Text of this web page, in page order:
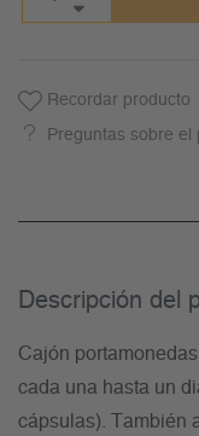
Recordar producto
Preguntas sobre el
Descripción del
Cajón
cada una hasta un
cápsulas). También